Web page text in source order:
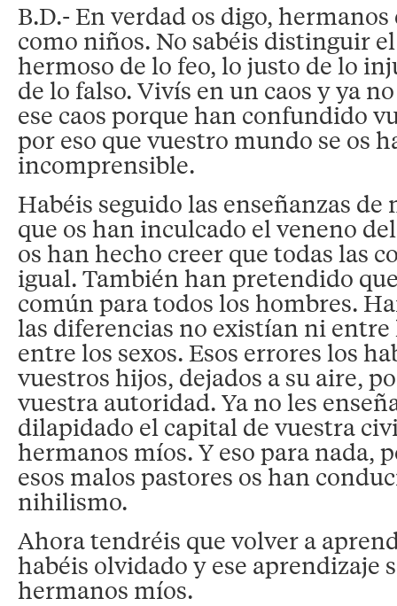
B.D.- En verdad os digo, hermanos
como niños. No sabéis distinguir
hermoso de lo feo, lo justo de lo
de lo falso. Vivís en un caos y ya
ese caos porque han confundido
por eso que vuestro mundo se os
incomprensible.
Habéis seguido las enseñanzas de
que os han inculcado el veneno
os han hecho creer que todas las
igual. También han pretendido
común para todos los hombres.
las diferencias no existían ni
entre los sexos. Esos errores los
vuestros hijos, dejados a su aire,
vuestra autoridad. Ya no les
dilapidado el capital de vuestra
hermanos míos. Y eso para nada,
esos malos pastores os han
nihilismo.
Ahora tendréis que volver a
habéis olvidado y ese aprendizaje
hermanos míos.